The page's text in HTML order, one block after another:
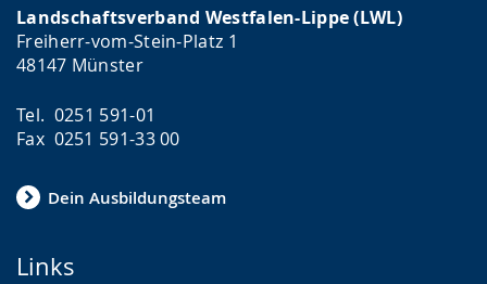
Landschaftsverband Westfalen-Lippe (LWL)
Freiherr-vom-Stein-Platz 1
48147 Münster
Tel. 0251 591-01
Fax 0251 591-33 00
Dein Ausbildungsteam
Links